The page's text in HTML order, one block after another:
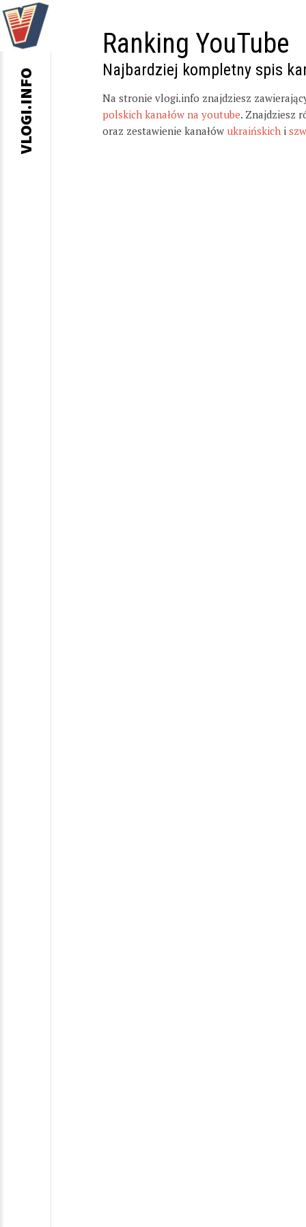
Ranking YouTube
Najbardziej kompletny spis
Na stronie vlogi.info znajdziesz
polskich kanałów na youtube. Znajdziesz
oraz zestawienie kanałów ukraińskich i
VLOGI.INFO